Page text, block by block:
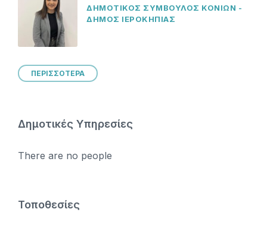
ΔΗΜΟΤΙΚΟΣ ΣΥΜΒΟΥΛΟΣ ΚΟΝΙΩΝ -
ΔΗΜΟΣ ΙΕΡΟΚΗΠΙΑΣ
ΠΕΡΙΣΣΟΤΕΡΑ
Δημοτικές Υπηρεσίες
There are no people
Τοποθεσίες